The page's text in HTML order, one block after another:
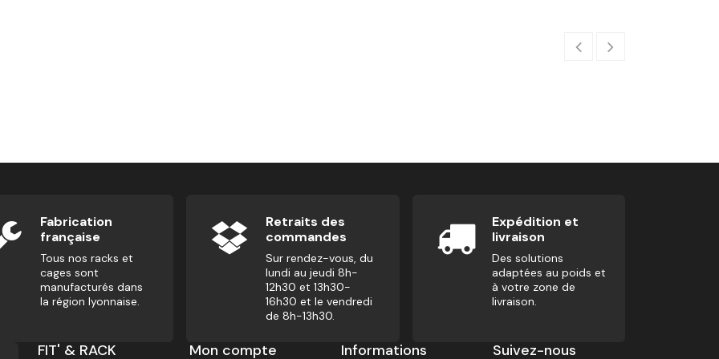
Fabrication
française
Tous nos racks et
cages sont
manufacturés dans
la région lyonnaise.
Retraits des
commandes
Sur rendez-vous, du
lundi au jeudi 8h-
12h30 et 13h30-
16h30 et le vendredi
de 8h-13h30.
Expédition et
livraison
Des solutions
adaptées au poids et
à votre zone de
livraison.
FIT' & RACK Mon compte Informations Suivez-nous